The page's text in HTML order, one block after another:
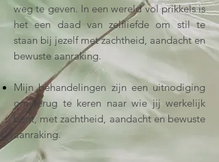
weg te geven. In een wereld vol prikkels is
het een daad van zelfliefde om stil te
staan bij jezelf met zachtheid, aandacht en
bewuste aanraking.
Mijn behandelingen zijn een uitnodiging
om terug te keren naar wie jij werkelijk
bent, met zachtheid, aandacht en bewuste
aanraking.